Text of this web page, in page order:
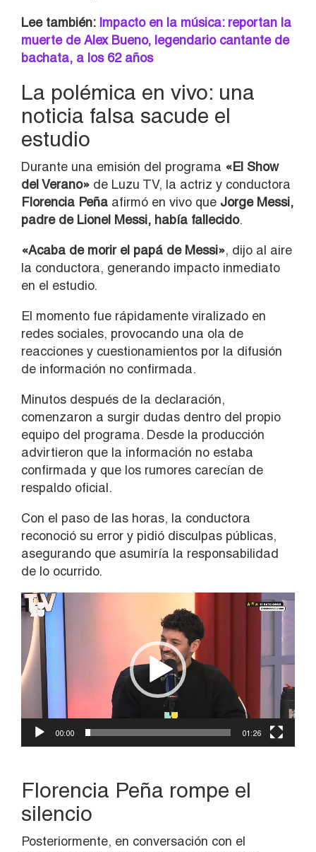
Lee también:Impacto en la música: reportan la
muerte de Alex Bueno, legendario cantante de
bachata, a los 62 años
La polémica en vivo: una
noticia falsa sacude el
estudio
Durante una emisión del programa «El Show
del Verano» de Luzu TV, la actriz y conductora
Florencia Peña afirmó en vivo que Jorge Messi,
padre de Lionel Messi, había fallecido.
«Acaba de morir el papá de Messi», dijo al aire
la conductora, generando impacto inmediato
en el estudio.
El momento fue rápidamente viralizado en
redes sociales, provocando una ola de
reacciones y cuestionamientos por la difusión
de información no confirmada.
Minutos después de la declaración,
comenzaron a surgir dudas dentro del propio
equipo del programa. Desde la producción
advirtieron que la información no estaba
confirmada y que los rumores carecían de
respaldo oficial.
Con el paso de las horas, la conductora
reconoció su error y pidió disculpas públicas,
asegurando que asumiría la responsabilidad
de lo ocurrido.
Reproductor
de
vídeo
00:00 01:26
Florencia Peña rompe el
silencio
Posteriormente, en conversación con el